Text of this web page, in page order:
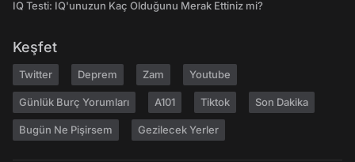
IQ Testi: IQ'unuzun Kaç Olduğunu Merak Ettiniz mi?
Keşfet
Twitter Deprem Zam Youtube
Günlük Burç Yorumları A101 Tiktok Son Dakika
Bugün Ne Pişirsem Gezilecek Yerler